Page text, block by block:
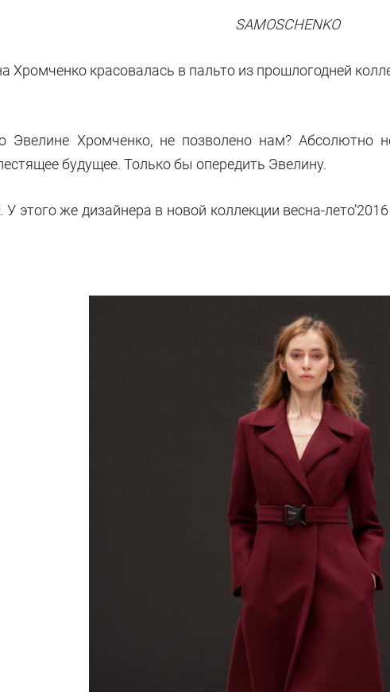
SAMOSCHENKO
Хромченко красовалась в пальто из прошлогодней
Эвелине Хромченко, не позволено нам? Абсолютно
будущее. Только бы опередить Эвелину.
этого же дизайнера в новой коллекции весна-